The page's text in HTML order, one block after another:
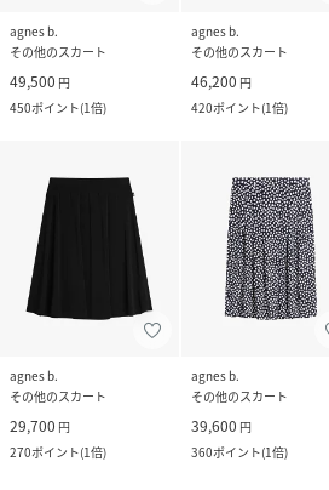
agnes b.
その他のスカート
49,500 円
450ポイント(1倍)
agnes b.
その他のスカート
46,200 円
420ポイント(1倍)
agnes b.
その他のスカート
29,700 円
270ポイント(1倍)
agnes b.
その他のスカート
39,600 円
360ポイント(1倍)